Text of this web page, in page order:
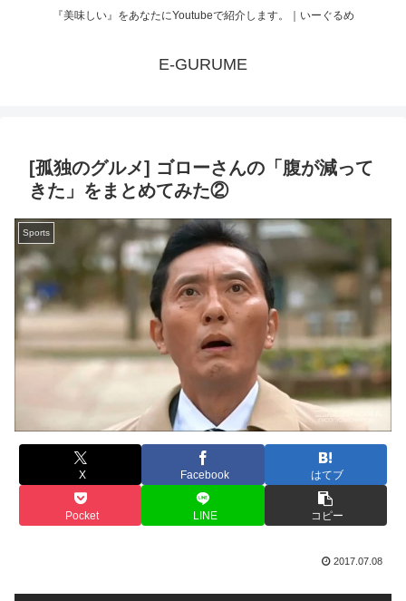
『美味しい』をあなたにYoutubeで紹介します。｜いーぐるめ
E-GURUME
[孤独のグルメ] ゴローさんの「腹が減って
きた」をまとめてみた②
Sports
X Facebook はてブ
Pocket LINE コピー
2017.07.08